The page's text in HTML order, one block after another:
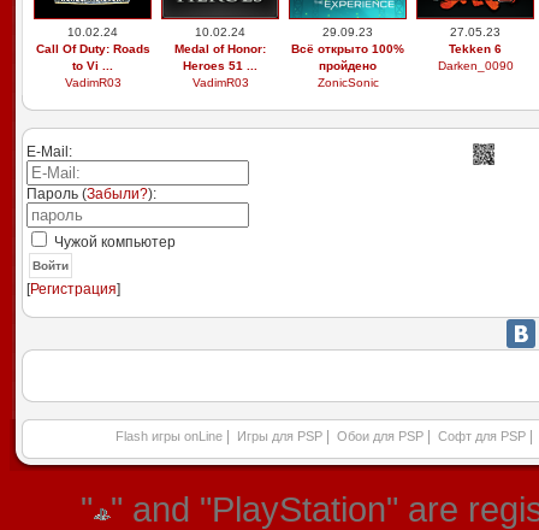
10.02.24
Call Of Duty: Roads
to Vi ...
VadimR03
10.02.24
Medal of Honor:
Heroes 51 ...
VadimR03
29.09.23
Всё открыто 100%
пройдено
ZonicSonic
27.05.23
Tekken 6
Darken_0090
E-Mail:
Пароль (Забыли?):
Чужой компьютер
Войти
[Регистрация]
Flash игры onLine Игры для PSP Обои для PSP Софт для PSP
" " and "PlayStation" are